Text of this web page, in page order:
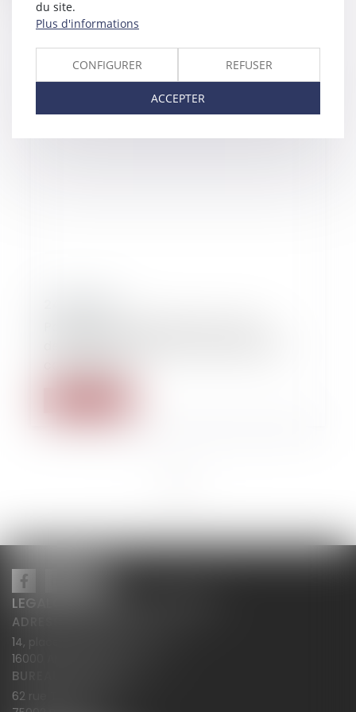
LEGALCY AVOCATS CONSEILS
ADRESSE PRINCIPALE
14, place Henri Dunant BP 283
16000 ANGOULÊME
BUREAU SECONDAIRE
62 rue Tiquetonne
du site.
Plus d'informations
CONFIGURER REFUSER
ACCEPTER